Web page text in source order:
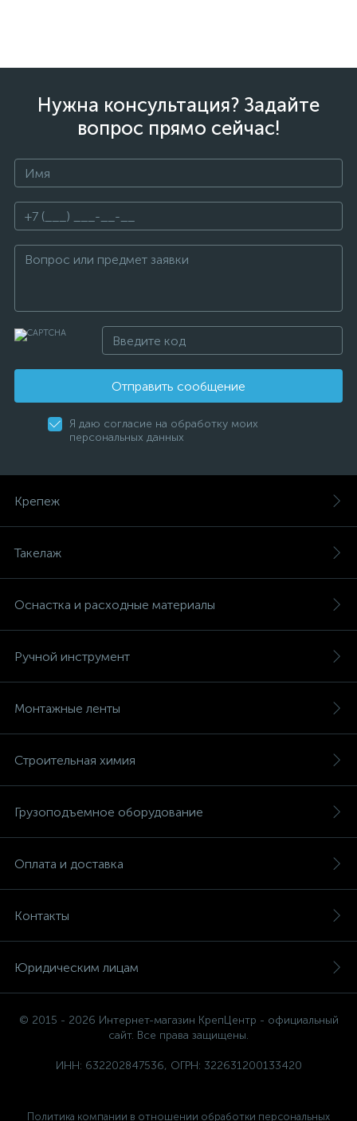
Нужна консультация? Задайте
вопрос прямо сейчас!
Отправить сообщение
Я даю согласие на обработку моих
персональных данных
Крепеж
Такелаж
Оснастка и расходные материалы
Ручной инструмент
Монтажные ленты
Строительная химия
Грузоподъемное оборудование
Оплата и доставка
Контакты
Юридическим лицам
© 2015 - 2026 Интернет-магазин КрепЦентр - официальный
сайт. Все права защищены.
ИНН: 632202847536, ОГРН: 322631200133420
Политика компании в отношении обработки персональных